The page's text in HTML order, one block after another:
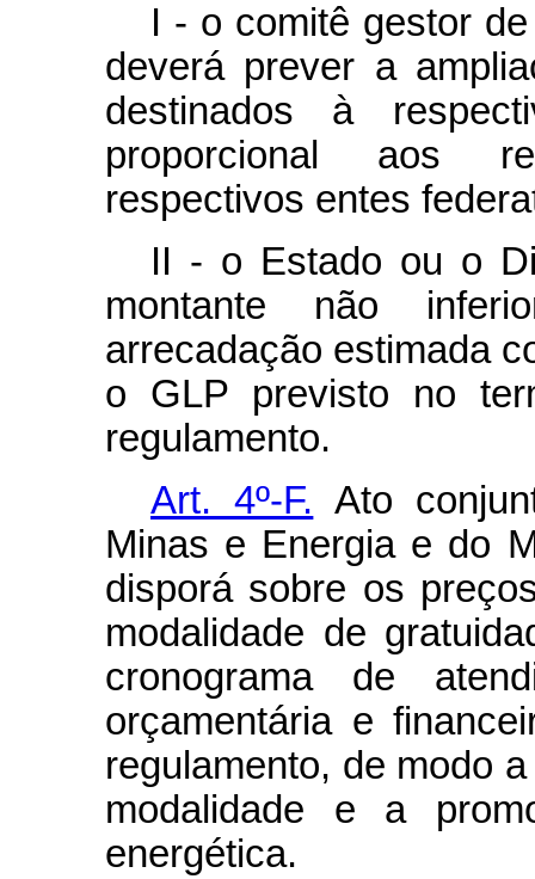
I - o comitê gestor
deverá prever a
destinados à
proporcional aos
respectivos entes
II - o Estado ou o
montante não
arrecadação estimada
o GLP previsto no
regulamento.
Art. 4º-F. Ato
Minas e Energia e do
disporá sobre os
modalidade de
cronograma de
orçamentária e
regulamento, de modo
modalidade e a
energética.